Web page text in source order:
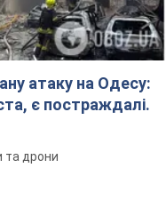
атаку на Одесу:
є постраждалі.
та дрони